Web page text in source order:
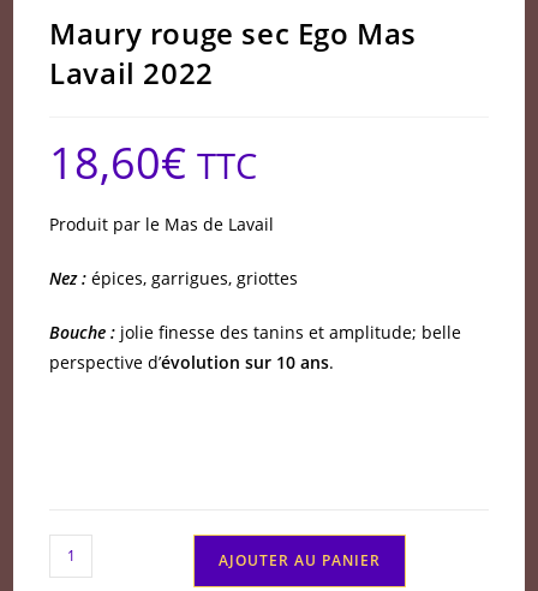
Maury rouge sec Ego Mas
Lavail 2022
18,60€ TTC
Produit par le Mas de Lavail
Nez : épices, garrigues, griottes
Bouche : jolie finesse des tanins et amplitude; belle
perspective d’évolution sur 10 ans.
quantité
de
AJOUTER AU PANIER